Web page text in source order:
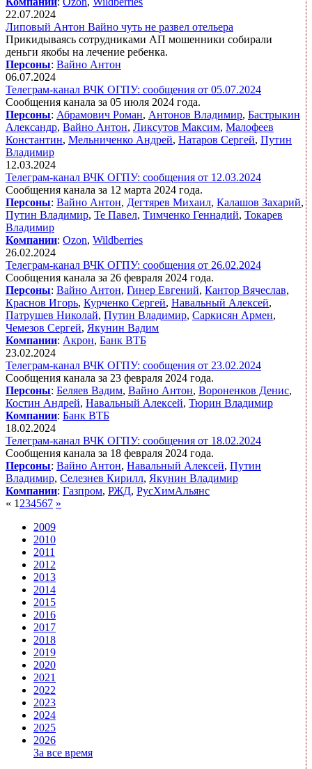
22.07.2024
Липовый Антон Вайно чуть не развел отельера
Прикидываясь сотрудниками АП мошенники собирали
деньги якобы на лечение ребенка.
Персоны: Вайно Антон
06.07.2024
Телеграм-канал ВЧК ОГПУ: сообщения от 05.07.2024
Сообщения канала за 05 июля 2024 года.
Персоны: Абрамович Роман, Антонов Владимир, Бастрыкин
Александр, Вайно Антон, Ликсутов Максим, Малофеев
Константин, Мельниченко Андрей, Натаров Сергей, Путин
Владимир
12.03.2024
Телеграм-канал ВЧК ОГПУ: сообщения от 12.03.2024
Сообщения канала за 12 марта 2024 года.
Персоны: Вайно Антон, Дегтярев Михаил, Калашов Захарий,
Путин Владимир, Те Павел, Тимченко Геннадий, Токарев
Владимир
Компании: Ozon, Wildberries
26.02.2024
Телеграм-канал ВЧК ОГПУ: сообщения от 26.02.2024
Сообщения канала за 26 февраля 2024 года.
Персоны: Вайно Антон, Гинер Евгений, Кантор Вячеслав,
Краснов Игорь, Курченко Сергей, Навальный Алексей,
Патрушев Николай, Путин Владимир, Саркисян Армен,
Чемезов Сергей, Якунин Вадим
Компании: Акрон, Банк ВТБ
23.02.2024
Телеграм-канал ВЧК ОГПУ: сообщения от 23.02.2024
Сообщения канала за 23 февраля 2024 года.
Персоны: Беляев Вадим, Вайно Антон, Вороненков Денис,
Костин Андрей, Навальный Алексей, Тюрин Владимир
Компании: Банк ВТБ
18.02.2024
Телеграм-канал ВЧК ОГПУ: сообщения от 18.02.2024
Сообщения канала за 18 февраля 2024 года.
Персоны: Вайно Антон, Навальный Алексей, Путин
Владимир, Селезнев Кирилл, Якунин Владимир
Компании: Газпром, РЖД, РусХимАльянс
« 1 234567 »
2009
2010
2011
2012
2013
2014
2015
2016
2017
2018
2019
2020
2021
2022
2023
2024
2025
2026
За все время